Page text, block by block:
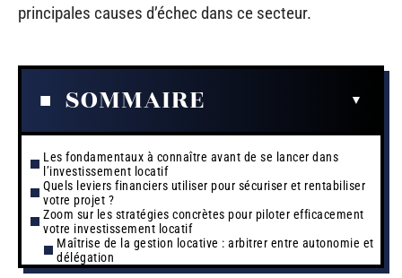
principales causes d’échec dans ce secteur.
SOMMAIRE
Les fondamentaux à connaître avant de se lancer dans
l’investissement locatif
Quels leviers financiers utiliser pour sécuriser et rentabiliser
votre projet ?
Zoom sur les stratégies concrètes pour piloter efficacement
votre investissement locatif
Maîtrise de la gestion locative : arbitrer entre autonomie et
délégation